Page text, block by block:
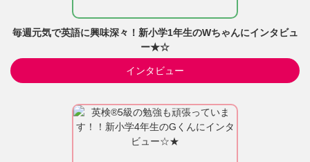
毎週元気で英語に興味深々！新小学1年生のWちゃんにインタビュ
ー★☆
インタビュー